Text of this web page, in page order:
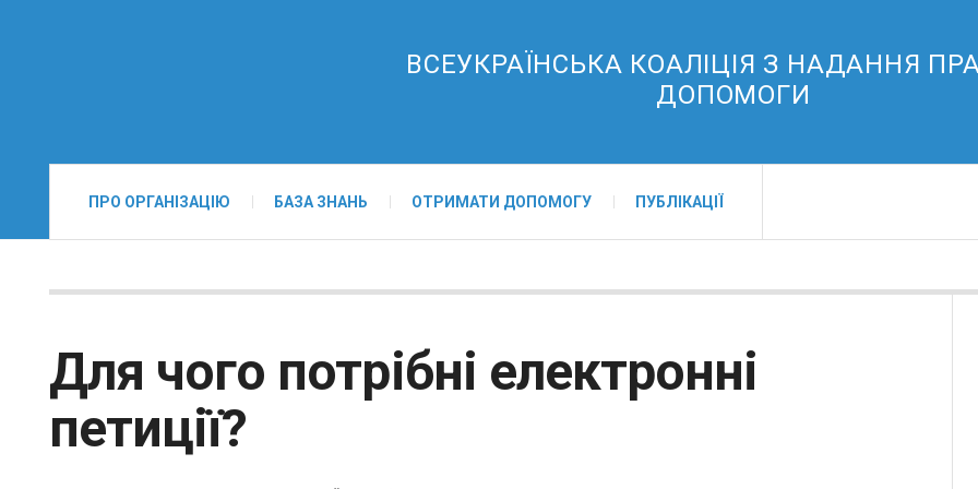
ВСЕУКРАЇНСЬКА КОАЛІЦІЯ З НАДАННЯ
ДОПОМОГИ
ПРО ОРГАНІЗАЦІЮ БАЗА ЗНАНЬ ОТРИМАТИ ДОПОМОГУ ПУБЛІКАЦІЇ
Для чого потрібні електронні
петиції?